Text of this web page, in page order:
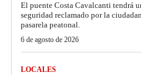
El puente Costa Cavalcanti tendrá
seguridad reclamado por la
pasarela peatonal.
6 de agosto de 2026
LOCALES